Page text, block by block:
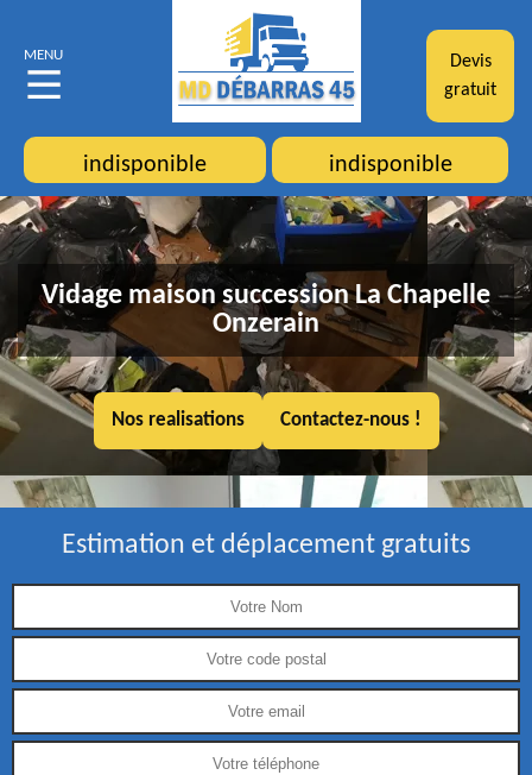
MENU
Devis
gratuit
indisponible indisponible
Vidage maison succession La Chapelle
Onzerain
Nos realisations Contactez-nous !
Estimation et déplacement gratuits